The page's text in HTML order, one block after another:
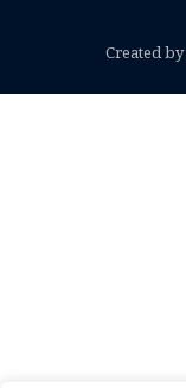
Created by